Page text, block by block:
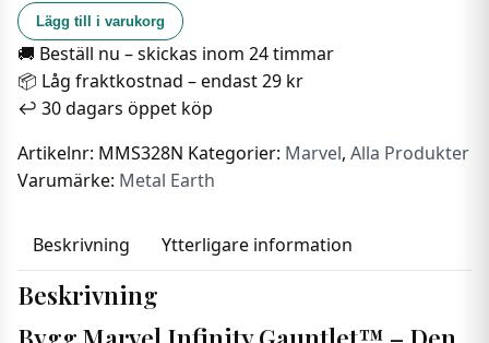
Metal
Earth
-
Marvel
Infinity
Gauntlet
-
Handske
mängd
Lägg till i varukorg
🚚 Beställ nu – skickas inom 24 timmar
📦 Låg fraktkostnad – endast 29 kr
↩️ 30 dagars öppet köp
Artikelnr: MMS328N Kategorier: Marvel, Alla Produkter
Varumärke: Metal Earth
Beskrivning Ytterligare information
Beskrivning